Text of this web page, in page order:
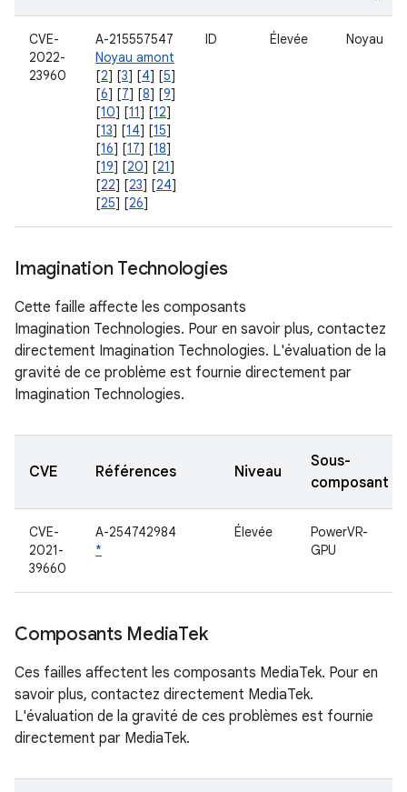
CVE-
2022-
23960
A-215557547
Noyau amont
[2] [3] [4] [5]
[6] [7] [8] [9]
[10] [11] [12]
[13] [14] [15]
[16] [17] [18]
[19] [20] [21]
[22] [23] [24]
[25] [26]
ID Élevée Noyau
Imagination Technologies
Cette faille affecte les composants
Imagination Technologies. Pour en savoir plus, contactez
directement Imagination Technologies. L'évaluation de la
gravité de ce problème est fournie directement par
Imagination Technologies.
CVE Références Niveau
Sous-
composant
CVE-
2021-
39660
A-254742984
*
Élevée
PowerVR-
GPU
Composants MediaTek
Ces failles affectent les composants MediaTek. Pour en
savoir plus, contactez directement MediaTek.
L'évaluation de la gravité de ces problèmes est fournie
directement par MediaTek.